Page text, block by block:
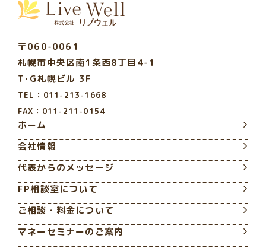
〒060-0061
札幌市中央区南1条西8丁目4-1
T･G札幌ビル 3F
TEL：011-213-1668
FAX：011-211-0154
ホーム
会社情報
代表からのメッセージ
FP相談室について
ご相談・料金について
マネーセミナーのご案内